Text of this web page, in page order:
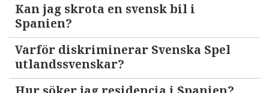
Kan jag skrota en svensk bil i
Spanien?
Varför diskriminerar Svenska Spel
utlandssvenskar?